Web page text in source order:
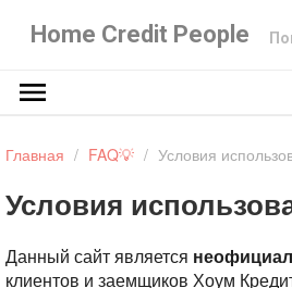
Home Credit People
Главная / FAQ💡 / Условия
Условия
Данный сайт является
клиентов и заемщиков Хоум